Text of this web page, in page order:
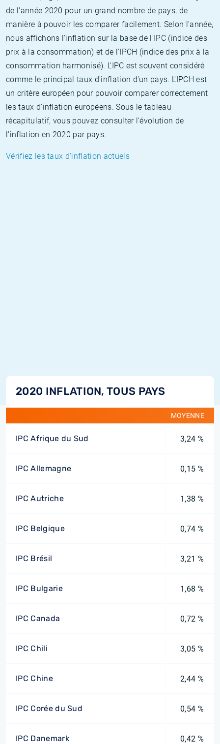
de l'année 2020 pour un grand nombre de pays, de
manière à pouvoir les comparer facilement. Selon l'année,
nous affichons l'inflation sur la base de l'IPC (indice des
prix à la consommation) et de l'IPCH (indice des prix à la
consommation harmonisé). L'IPC est souvent considéré
comme le principal taux d'inflation d'un pays. L'IPCH est
un critère européen pour pouvoir comparer correctement
les taux d'inflation européens. Sous le tableau
récapitulatif, vous pouvez consulter l'évolution de
l'inflation en 2020 par pays.
Vérifiez les taux d'inflation actuels
2020 INFLATION, TOUS PAYS
MOYENNE
IPC Afrique du Sud 3,24 %
IPC Allemagne 0,15 %
IPC Autriche 1,38 %
IPC Belgique 0,74 %
IPC Brésil 3,21 %
IPC Bulgarie 1,68 %
IPC Canada 0,72 %
IPC Chili 3,05 %
IPC Chine 2,44 %
IPC Corée du Sud 0,54 %
IPC Danemark 0,42 %